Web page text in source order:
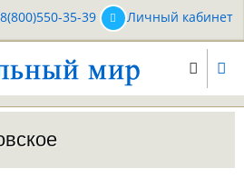
8(800)550-35-39 Личный кабинет